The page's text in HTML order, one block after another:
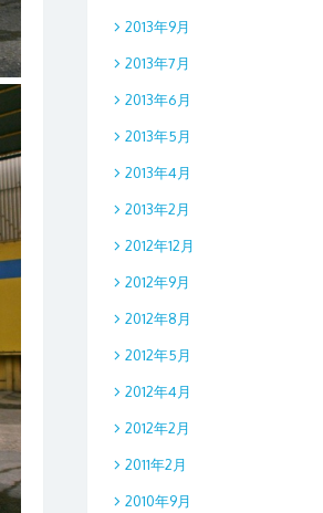
2013年9月
2013年7月
2013年6月
2013年5月
2013年4月
2013年2月
2012年12月
2012年9月
2012年8月
2012年5月
2012年4月
2012年2月
2011年2月
2010年9月